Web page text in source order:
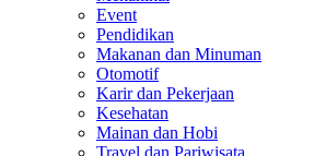
Event
Pendidikan
Makanan dan Minuman
Otomotif
Karir dan Pekerjaan
Kesehatan
Mainan dan Hobi
Travel dan Pariwisata